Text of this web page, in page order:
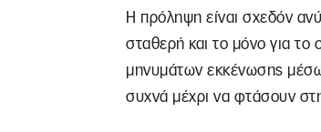
Η πρόληψη είναι σχεδόν
σταθερή και το μόνο για το
μηνυμάτων εκκένωσης μέσω
συχνά μέχρι να φτάσουν